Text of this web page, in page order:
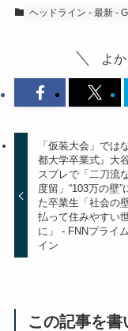
ヘッドライン - 最新 -
よ
「仮装大会」では
都大学卒業式』大
スプレで「二刀流
度留」“103万の壁”
た卒業生「社会の
払って住みやすい
に」 - FNNプライ
イン
この記事を書